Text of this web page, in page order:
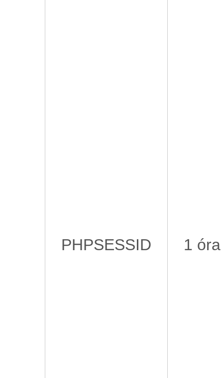
PHPSESSID 1 óra